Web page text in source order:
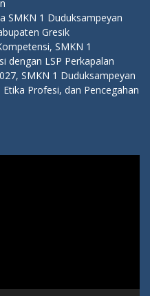
SMKN 1 Duduksampeyan
Gresik
SMKN 1
dengan LSP Perkapalan
SMKN 1 Duduksampeyan
Profesi, dan Pencegahan